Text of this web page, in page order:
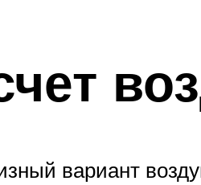
вариант